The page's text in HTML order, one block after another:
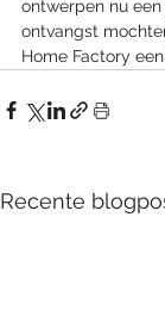
ontwerpen nu
ontvangst
Home Factory
Recente